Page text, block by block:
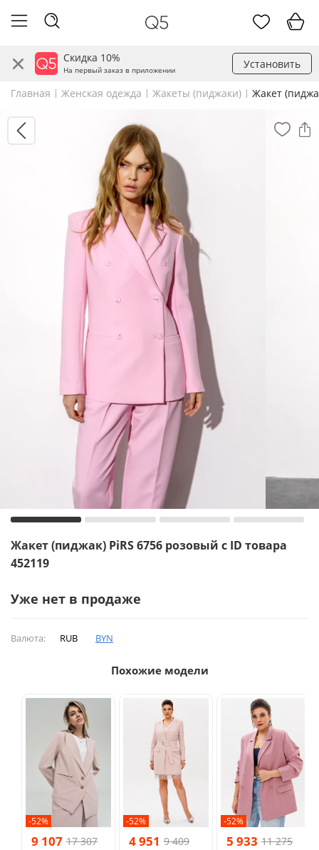
Скидка 10%
На первый заказ в приложении Установить
Главная Женская одежда Жакеты (пиджаки) Жакет
Жакет (пиджак) PiRS 6756 розовый с ID товара
452119
Уже нет в продаже
Валюта: RUB BYN
Похожие модели
-52%
9 107 17 307
-52%
4 951 9 409
-52%
5 933 11 275